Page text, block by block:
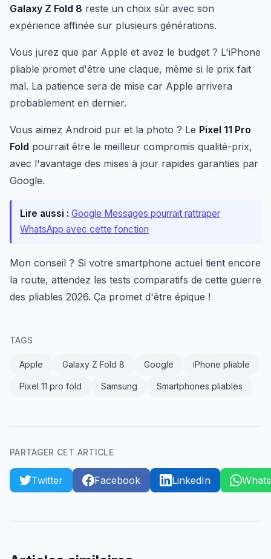
Galaxy Z Fold 8 reste un choix sûr avec son
expérience affinée sur plusieurs générations.
Vous jurez que par Apple et avez le budget ? L'iPhone
pliable promet d'être une claque, même si le prix fait
mal. La patience sera de mise car Apple arrivera
probablement en dernier.
Vous aimez Android pur et la photo ? Le Pixel 11 Pro
Fold pourrait être le meilleur compromis qualité-prix,
avec l'avantage des mises à jour rapides garanties par
Google.
Lire aussi : Google Messages pourrait rattraper
WhatsApp avec cette fonction
Mon conseil ? Si votre smartphone actuel tient encore
la route, attendez les tests comparatifs de cette guerre
des pliables 2026. Ça promet d'être épique !
TAGS
Apple Galaxy Z Fold 8 Google iPhone pliable
Pixel 11 pro fold Samsung Smartphones pliables
PARTAGER CET ARTICLE
Twitter Facebook LinkedIn